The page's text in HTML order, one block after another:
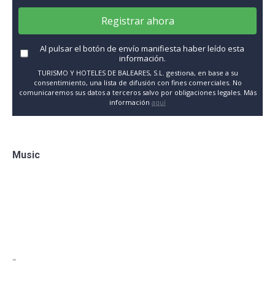
Registrar ahora
Al pulsar el botón de envío manifiesta haber leído esta
información.
TURISMO Y HOTELES DE BALEARES, S.L. gestiona, en base a su
consentimiento, una lista de difusión con fines comerciales. No
comunicaremos sus datos a terceros salvo por obligaciones legales. Más
información aquí
Music
"